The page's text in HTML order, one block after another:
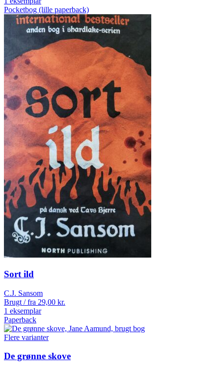
Pocketbog (lille paperback)
Sort ild
C.J. Sansom
Brugt / fra 29,00 kr.
1 eksemplar
Paperback
Flere varianter
De grønne skove